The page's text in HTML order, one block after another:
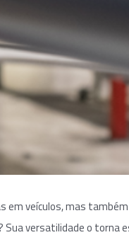
em veículos, mas
versatilidade o torna